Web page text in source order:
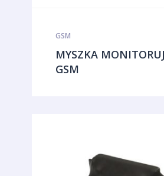
GSM
MYSZKA
GSM